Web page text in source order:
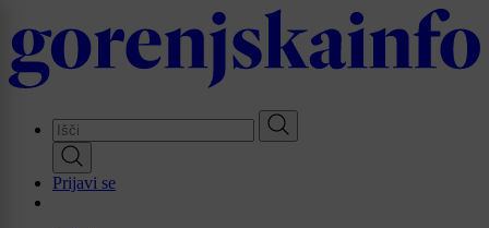
to
main
content
Prijavi se